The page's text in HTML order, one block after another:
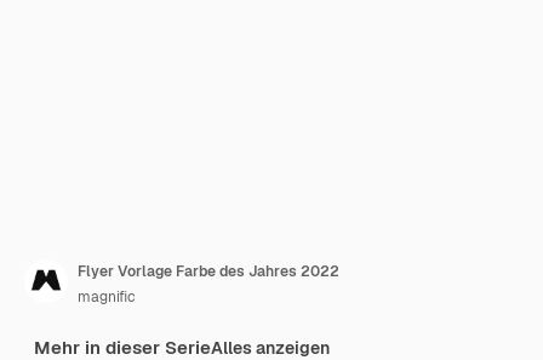
Flyer Vorlage Farbe des Jahres 2022
magnific
Mehr in dieser SerieAlles anzeigen